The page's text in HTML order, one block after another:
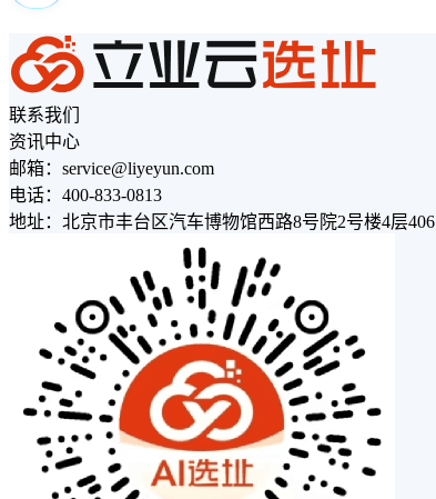
联系我们
资讯中心
邮箱：service@liyeyun.com
电话：400-833-0813
地址：北京市丰台区汽车博物馆西路8号院2号楼4层406